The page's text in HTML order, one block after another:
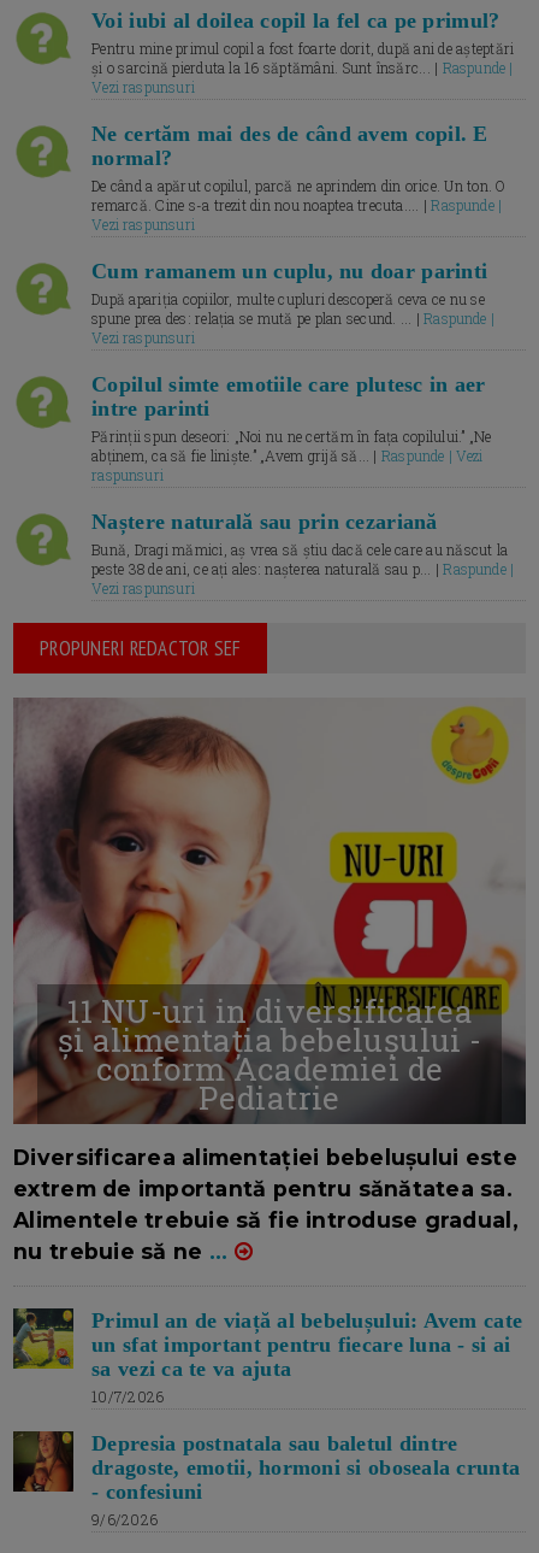
Voi iubi al doilea copil la fel ca pe primul?
Pentru mine primul copil a fost foarte dorit, după ani de așteptări
și o sarcină pierduta la 16 săptămâni. Sunt însărc... | Raspunde |
Vezi raspunsuri
Ne certăm mai des de când avem copil. E
normal?
De când a apărut copilul, parcă ne aprindem din orice. Un ton. O
remarcă. Cine s-a trezit din nou noaptea trecuta.... |Raspunde |
Vezi raspunsuri
Cum ramanem un cuplu, nu doar parinti
După apariția copiilor, multe cupluri descoperă ceva ce nu se
spune prea des: relația se mută pe plan secund. ... |Raspunde |
Vezi raspunsuri
Copilul simte emotiile care plutesc in aer
intre parinti
Părinții spun deseori: „Noi nu ne certăm în fața copilului.” „Ne
abținem, ca să fie liniște.” „Avem grijă să... | Raspunde | Vezi
raspunsuri
Naștere naturală sau prin cezariană
Bună, Dragi mămici, aș vrea să știu dacă cele care au născut la
peste 38 de ani, ce ați ales: nașterea naturală sau p... |Raspunde |
Vezi raspunsuri
PROPUNERI REDACTOR SEF
11 NU-uri in diversificarea
și alimentația bebelușului -
conform Academiei de
Pediatrie
Diversificarea alimentației bebelușului este
extrem de importantă pentru sănătatea sa.
Alimentele trebuie să fie introduse gradual,
nu trebuie să ne ...
Primul an de viață al bebelușului: Avem cate
un sfat important pentru fiecare luna - si ai
sa vezi ca te va ajuta
10/7/2026
Depresia postnatala sau baletul dintre
dragoste, emotii, hormoni si oboseala crunta
- confesiuni
9/6/2026